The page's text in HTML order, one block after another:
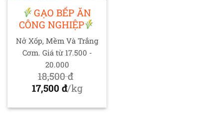
GẠO BẾP ĂN
CÔNG NGHIỆP
Nở Xốp, Mềm Và Trắng
Cơm. Giá từ 17.500 -
20.000
18,500đ
Giá
là:
17,500 đ/kg
hiện